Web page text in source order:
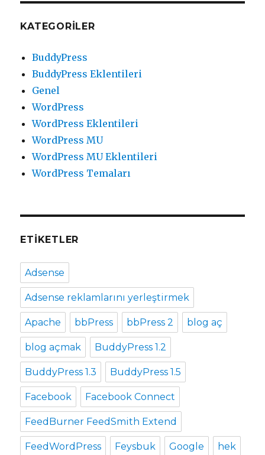
KATEGORILER
BuddyPress
BuddyPress Eklentileri
Genel
WordPress
WordPress Eklentileri
WordPress MU
WordPress MU Eklentileri
WordPress Temaları
ETIKETLER
Adsense
Adsense reklamlarını yerleştirmek
Apache bbPress bbPress 2 blog aç
blog açmak BuddyPress 1.2
BuddyPress 1.3 BuddyPress 1.5
Facebook Facebook Connect
FeedBurner FeedSmith Extend
FeedWordPress Feysbuk Google hek